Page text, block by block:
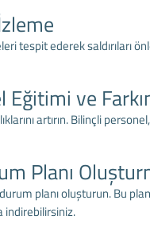
ederek saldırıları
ve
artırın. Bilinçli
Planı
planı oluşturun. Bu
indirebilirsiniz.